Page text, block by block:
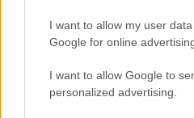
I want to allow my user
Google for online
I want to allow Google to
personalized advertising.
egyetértettek a
eredményt ért el)
élményeket lehet szerezni,
villában.